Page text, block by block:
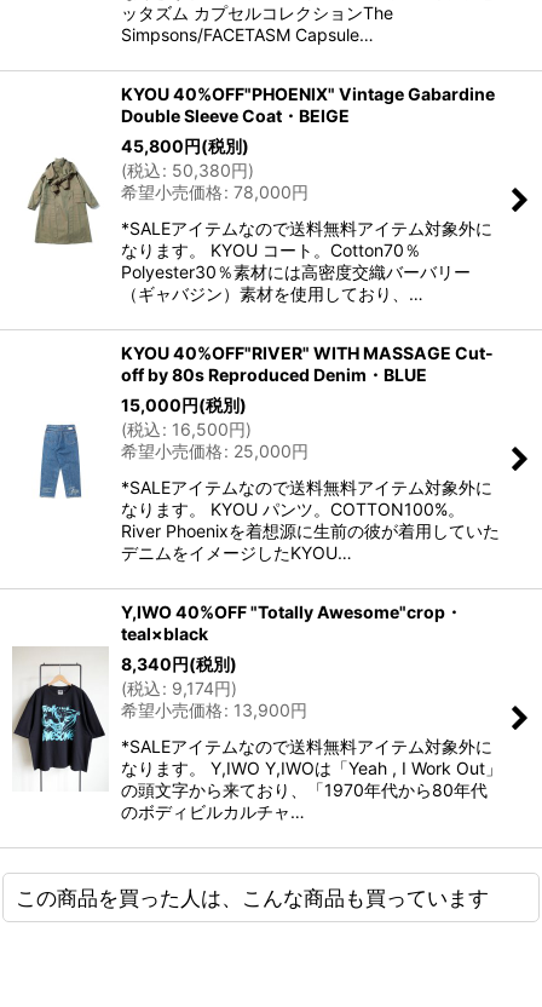
ッタズム カプセルコレクションThe
Simpsons/FACETASM Capsule…
KYOU 40%OFF"PHOENIX" Vintage Gabardine
Double Sleeve Coat・BEIGE
45,800円(税別)
(税込: 50,380円)
希望小売価格: 78,000円
*SALEアイテムなので送料無料アイテム対象外に
なります。 KYOU コート。Cotton70％
Polyester30％素材には高密度交織バーバリー
（ギャバジン）素材を使用しており、…
KYOU 40%OFF"RIVER" WITH MASSAGE Cut-
off by 80s Reproduced Denim・BLUE
15,000円(税別)
(税込: 16,500円)
希望小売価格: 25,000円
*SALEアイテムなので送料無料アイテム対象外に
なります。 KYOU パンツ。COTTON100%。
River Phoenixを着想源に生前の彼が着用していた
デニムをイメージしたKYOU…
Y,IWO 40%OFF "Totally Awesome"crop・
teal×black
8,340円(税別)
(税込: 9,174円)
希望小売価格: 13,900円
*SALEアイテムなので送料無料アイテム対象外に
なります。 Y,IWO Y,IWOは「Yeah , I Work Out」
の頭文字から来ており、「1970年代から80年代
のボディビルカルチャ…
この商品を買った人は、こんな商品も買っています